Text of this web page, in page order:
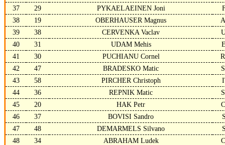
37
29 PYKAELAEINEN Joni
38
19 OBERHAUSER Magnus
39
38 CERVENKA Vaclav
40
31 UDAM Mehis
41
30 PUCHIANU Cornel
42
47 BRADESKO Matic
43
58 PIRCHER Christoph
44
36 REPNIK Matic
45
20 HAK Petr
46
37 BOVISI Sandro
47
48 DEMARMELS Silvano
48
34 ABRAHAM Ludek